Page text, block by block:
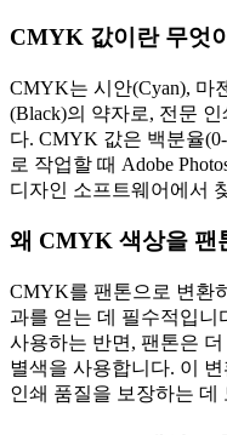
CMYK 값이란 무엇
CMYK는 시안(Cyan), 마
(Black)의 약자로, 전문
다. CMYK 값은 백분율
로 작업할 때 Adobe
디자인 소프트웨어에서
왜 CMYK 색상을 팬
CMYK를 팬톤으로 변환
과를 얻는 데 필수적입니
사용하는 반면, 팬톤은
별색을 사용합니다. 이
인쇄 품질을 보장하는 데